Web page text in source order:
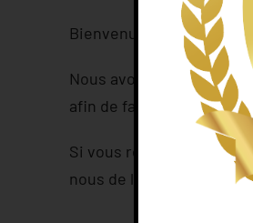
Bienvenue sur notre
Nous avons décidé de
afin de faciliter votre
Si vous remarquez une
nous de les corriger.